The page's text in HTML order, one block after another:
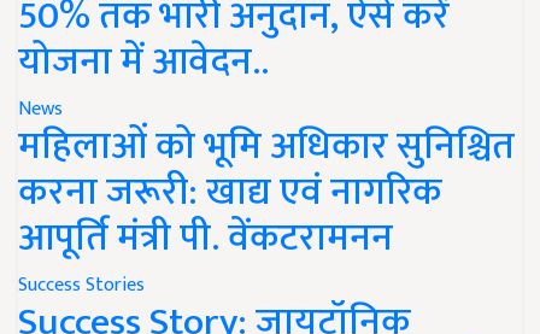
50% तक भारी अनुदान, ऐसे करें
योजना में आवेदन..
News
महिलाओं को भूमि अधिकार सुनिश्चित
करना जरूरी: खाद्य एवं नागरिक
आपूर्ति मंत्री पी. वेंकटरामनन
Success Stories